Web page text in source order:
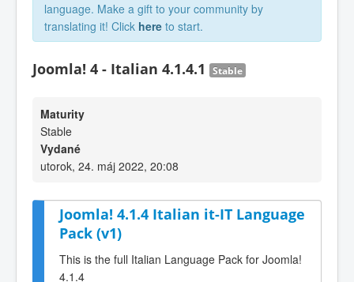
language. Make a gift to your community by
translating it! Click here to start.
Joomla! 4 - Italian 4.1.4.1 Stable
Maturity
Stable
Vydané
utorok, 24. máj 2022, 20:08
Joomla! 4.1.4 Italian it-IT Language
Pack (v1)
This is the full Italian Language Pack for Joomla!
4.1.4